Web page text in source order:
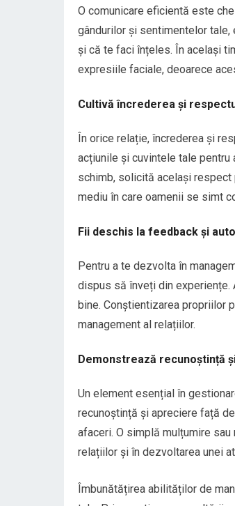
O comunicare eficientă este
gândurilor și sentimentelor
și că te faci înțeles. În același
expresiile faciale, deoarece
Cultivă încrederea și
În orice relație, încrederea și
acțiunile și cuvintele tale
schimb, solicită același respect
mediu în care oamenii se simt
Fii deschis la feedback și
Pentru a te dezvolta în
dispus să înveți din experiențe.
bine. Conștientizarea propriilor
management al relațiilor.
Demonstrează recunoștință
Un element esențial în
recunoștință și apreciere față
afaceri. O simplă mulțumire
relațiilor și în dezvoltarea unei
Îmbunătățirea abilităților de